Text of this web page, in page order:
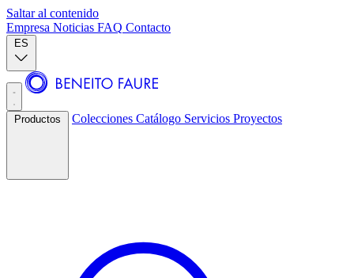
Saltar al contenido
Empresa Noticias FAQ Contacto
ES
Productos Colecciones Catálogo Servicios Proyectos